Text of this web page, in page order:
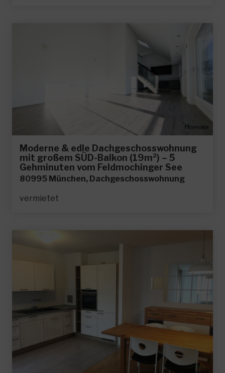
Moderne & edle Dachgeschosswohnung
mit großem SÜD-Balkon (19m²) – 5
Gehminuten vom Feldmochinger See
80995 München, Dachgeschosswohnung
vermietet